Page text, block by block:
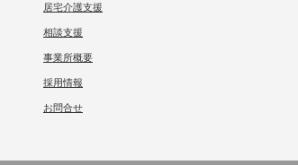
居宅介護支援
相談支援
事業所概要
採用情報
お問合せ